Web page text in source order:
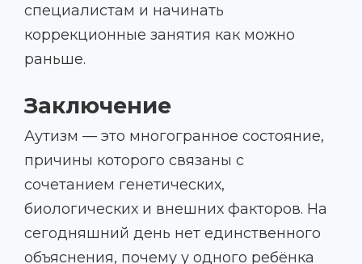
специалистам и начинать
коррекционные занятия как можно
раньше.
Заключение
Аутизм — это многогранное состояние,
причины которого связаны с
сочетанием генетических,
биологических и внешних факторов. На
сегодняшний день нет единственного
объяснения, почему у одного ребёнка